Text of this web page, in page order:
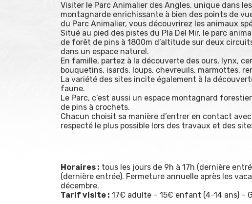
Visiter le Parc Animalier des Angles, unique dans
montagnarde enrichissante à bien des points de
du Parc Animalier, vous découvrirez les animaux
Situé au pied des pistes du Pla Del Mir, le parc
de forêt de pins à 1800m d’altitude sur deux
dans un espace naturel.
En famille, partez à la découverte des ours, lynx,
bouquetins, isards, loups, chevreuils, marmottes,
La variété des sites incite également à la
faune.
Le Parc, c’est aussi un espace montagnard
de pins à crochets.
Chacun choisit sa manière d’entrer en contact
respecté le plus possible lors des travaux et des
Horaires : tous les jours de 9h à 17h (dernière
(dernière entrée). Fermeture annuelle après les
décembre.
Tarif visite : 17€ adulte – 15€ enfant (4-14 ans) –